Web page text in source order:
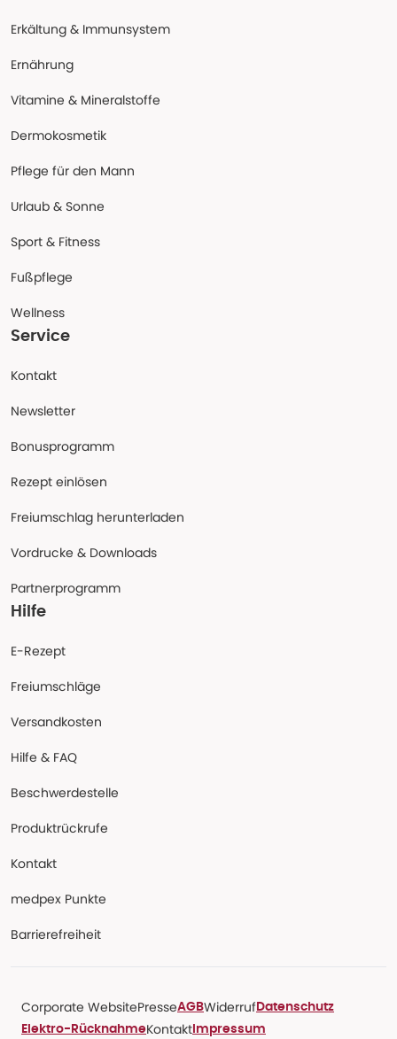
Erkältung & Immunsystem
Ernährung
Vitamine & Mineralstoffe
Dermokosmetik
Pflege für den Mann
Urlaub & Sonne
Sport & Fitness
Fußpflege
Wellness
Service
Kontakt
Newsletter
Bonusprogramm
Rezept einlösen
Freiumschlag herunterladen
Vordrucke & Downloads
Partnerprogramm
Hilfe
E-Rezept
Freiumschläge
Versandkosten
Hilfe & FAQ
Beschwerdestelle
Produktrückrufe
Kontakt
medpex Punkte
Barrierefreiheit
Corporate WebsitePresseAGBWiderruf Datenschutz
Elektro-RücknahmeKontakt Impressum